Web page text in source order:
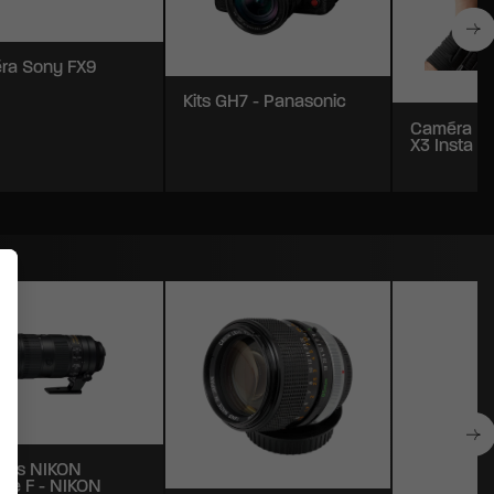
Sony FX9
Kits GH7 - Panasonic
Caméra
X3 Insta
NIKON
F - NIKON